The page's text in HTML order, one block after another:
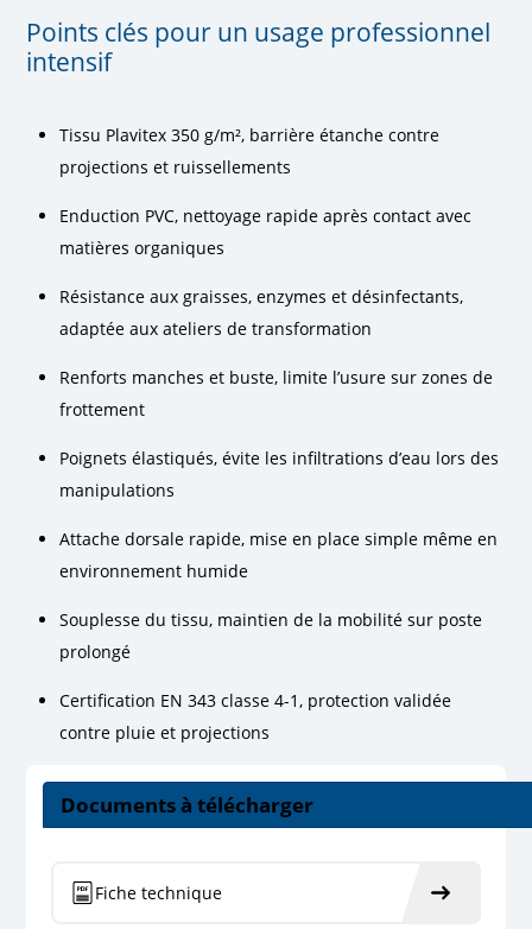
Points clés pour un usage professionnel
intensif
Tissu Plavitex 350 g/m², barrière étanche contre
projections et ruissellements
Enduction PVC, nettoyage rapide après contact avec
matières organiques
Résistance aux graisses, enzymes et désinfectants,
adaptée aux ateliers de transformation
Renforts manches et buste, limite l’usure sur zones de
frottement
Poignets élastiqués, évite les infiltrations d’eau lors des
manipulations
Attache dorsale rapide, mise en place simple même en
environnement humide
Souplesse du tissu, maintien de la mobilité sur poste
prolongé
Certification EN 343 classe 4-1, protection validée
contre pluie et projections
Documents à télécharger
Fiche technique